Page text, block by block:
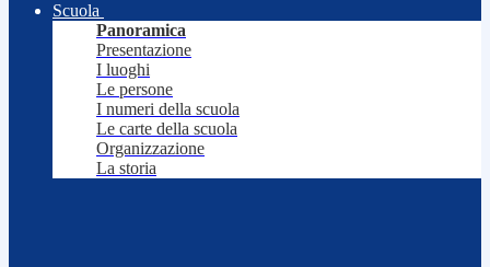
Scuola
Panoramica
Presentazione
I luoghi
Le persone
I numeri della scuola
Le carte della scuola
Organizzazione
La storia